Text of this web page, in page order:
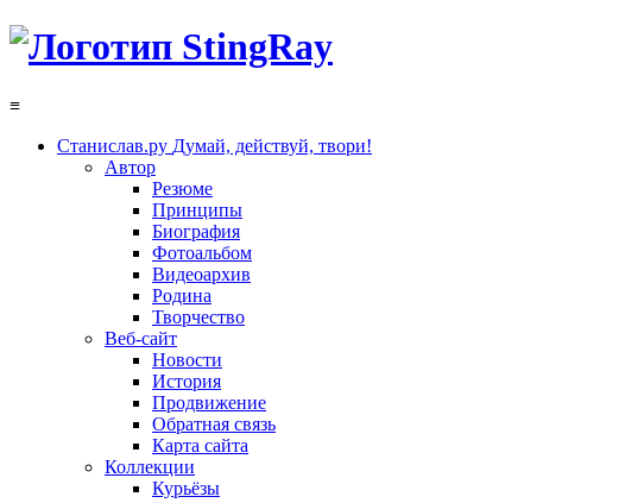
≡
Станислав.ру Думай, действуй, твори!
Автор
Резюме
Принципы
Биография
Фотоальбом
Видеоархив
Родина
Творчество
Веб-сайт
Новости
История
Продвижение
Обратная связь
Карта сайта
Коллекции
Курьёзы